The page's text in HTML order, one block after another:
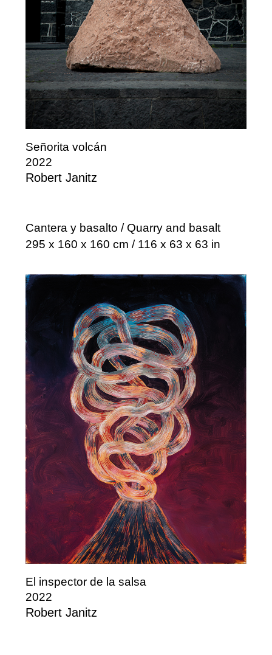
Señorita volcán
2022
Robert Janitz
Cantera y basalto / Quarry and basalt
295 x 160 x 160 cm / 116 x 63 x 63 in
El inspector de la salsa
2022
Robert Janitz